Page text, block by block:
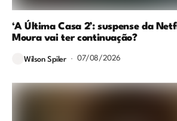
‘A Última Casa 2’: suspense da
Moura vai ter continuação?
Wilson Spiler 07/08/2026